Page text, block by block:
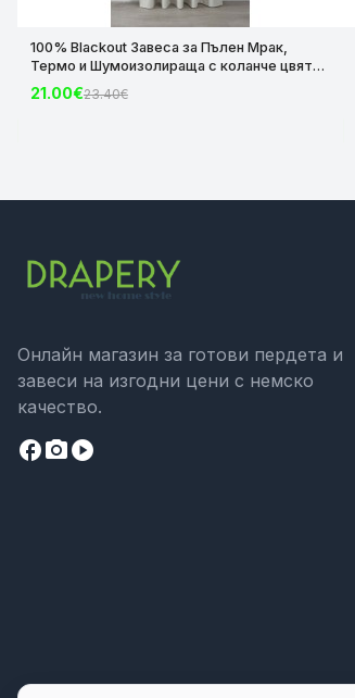
100% Blackout Завеса за Пълен Мрак,
Термо и Шумоизолираща с коланче цвят
Крем, 175х140 и 245х140 за Релса и Корниз
код-2023600-004
21.00€23.40€
Онлайн магазин за готови пердета и
завеси на изгодни цени с немско
качество.
facebookcamera_altplay_circle